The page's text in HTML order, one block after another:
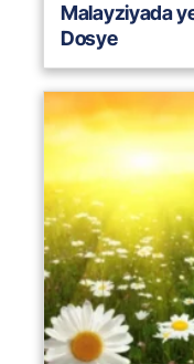
Malayziyada
Dosye